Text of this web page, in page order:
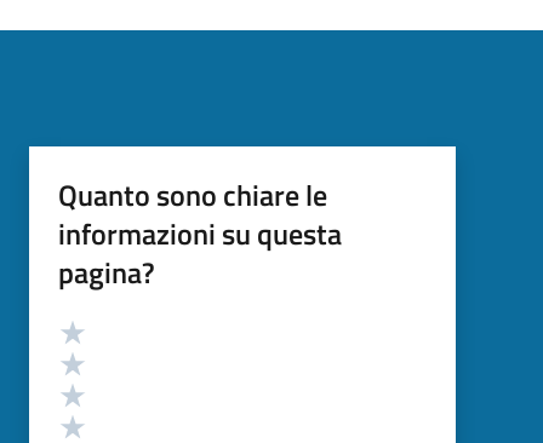
Quanto sono chiare le
informazioni su questa
pagina?
Valutazione